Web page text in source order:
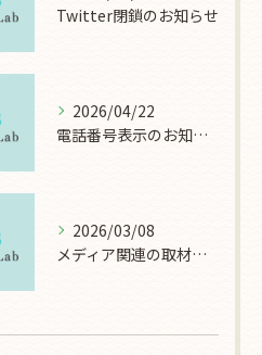
Twitter閉鎖のお知らせ
2026/04/22
電話番号表示のお知らせ
2026/03/08
メディア関連の取材について